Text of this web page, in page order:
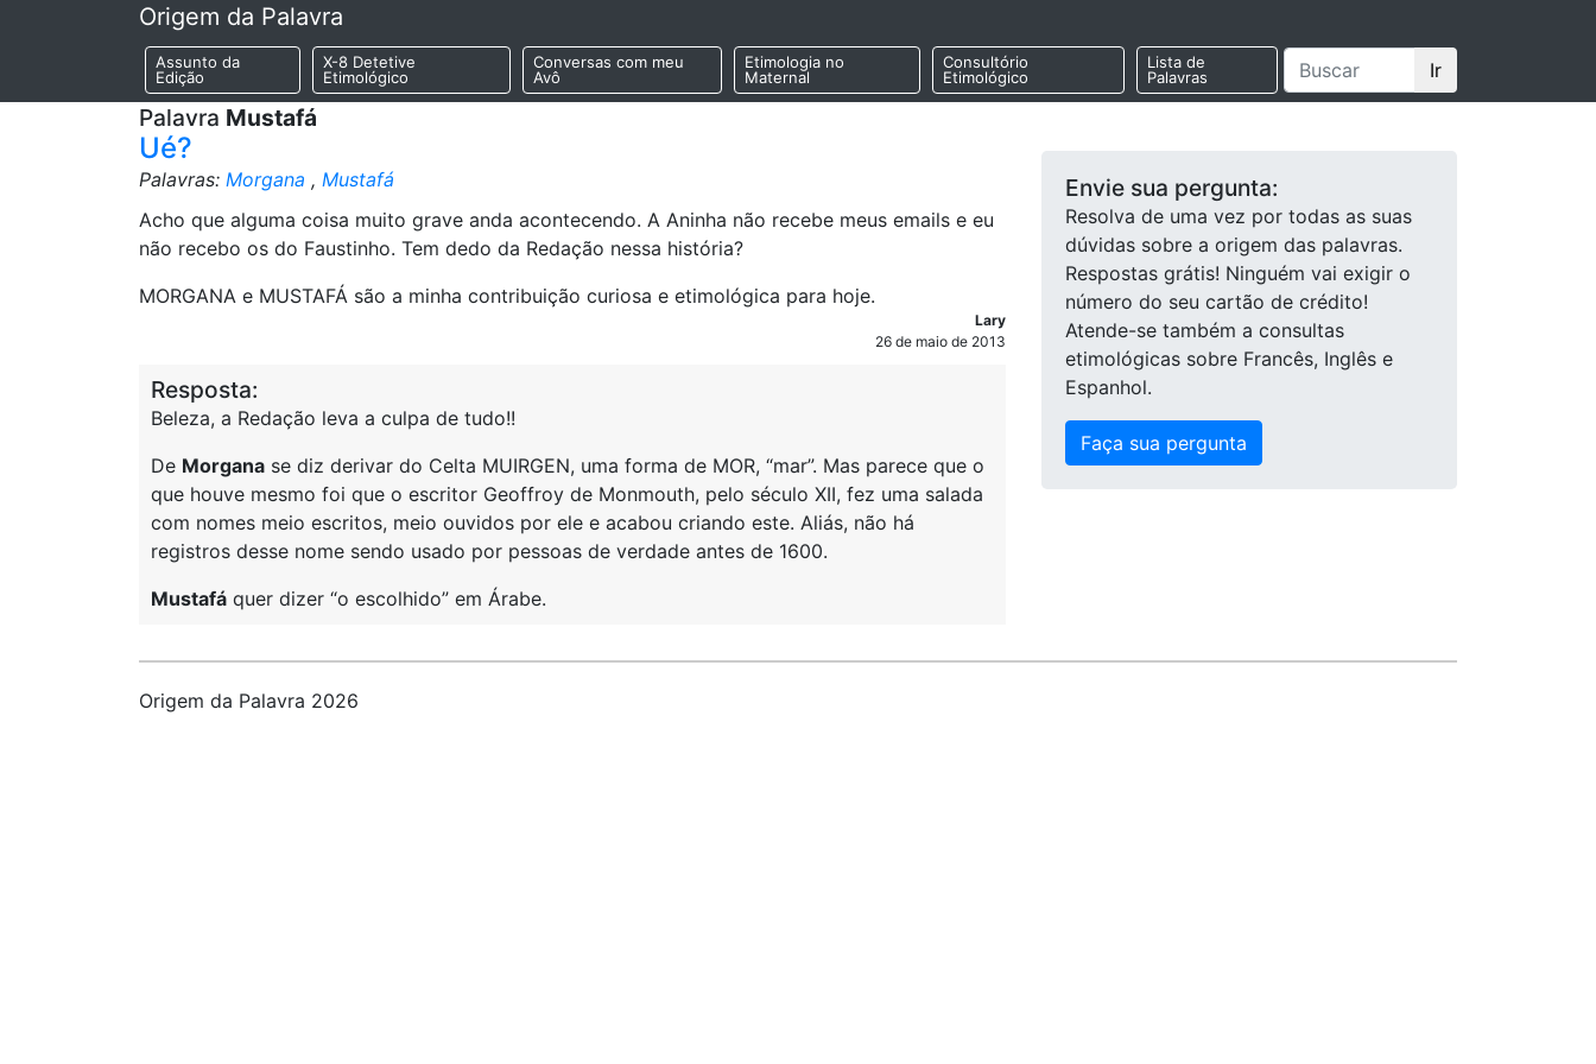
Origem da Palavra
Assunto da
Edição
X-8 Detetive
Etimológico
Conversas com meu
Avô
Etimologia no
Maternal
Consultório
Etimológico
Lista de
Palavras
Ir
Palavra Mustafá
Ué?
Palavras: Morgana , Mustafá
Acho que alguma coisa muito grave anda acontecendo. A Aninha não recebe meus emails e eu
não recebo os do Faustinho. Tem dedo da Redação nessa história?
MORGANA e MUSTAFÁ são a minha contribuição curiosa e etimológica para hoje.
Lary
26 de maio de 2013
Resposta:
Beleza, a Redação leva a culpa de tudo!!
De Morgana se diz derivar do Celta MUIRGEN, uma forma de MOR, “mar”. Mas parece que o
que houve mesmo foi que o escritor Geoffroy de Monmouth, pelo século XII, fez uma salada
com nomes meio escritos, meio ouvidos por ele e acabou criando este. Aliás, não há
registros desse nome sendo usado por pessoas de verdade antes de 1600.
Mustafá quer dizer “o escolhido” em Árabe.
Envie sua pergunta:
Resolva de uma vez por todas as suas
dúvidas sobre a origem das palavras.
Respostas grátis! Ninguém vai exigir o
número do seu cartão de crédito!
Atende-se também a consultas
etimológicas sobre Francês, Inglês e
Espanhol.
Faça sua pergunta
Origem da Palavra 2026